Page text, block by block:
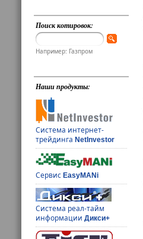
Поиск котировок:
Например: Газпром
Наши продукты:
Система интернет-
трейдингаNetInvestor
СервисEasyMANi
Система реал-тайм
информацииДикси+